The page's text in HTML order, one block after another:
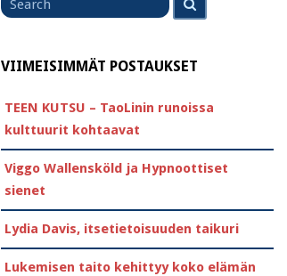
for
VIIMEISIMMÄT POSTAUKSET
TEEN KUTSU – TaoLinin runoissa
kulttuurit kohtaavat
Viggo Wallensköld ja Hypnoottiset
sienet
Lydia Davis, itsetietoisuuden taikuri
Lukemisen taito kehittyy koko elämän